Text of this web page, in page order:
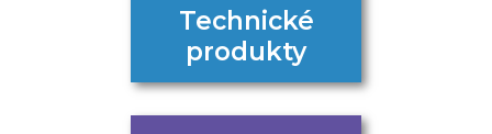
Technické
produkty